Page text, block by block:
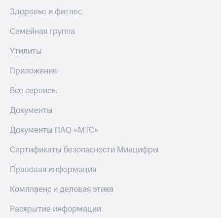
Здоровье и фитнес
Семейная группа
Утилиты
Приложения
Все сервисы
Документы
Документы ПАО «МТС»
Сертификаты безопасности Минцифры
Правовая информация
Комплаенс и деловая этика
Раскрытие информации